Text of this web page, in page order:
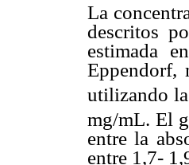
La
descritos
estimada
Eppendorf,
utilizando
mg/mL. El
entre la
entre 1,7-